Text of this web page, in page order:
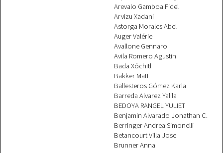
Arevalo Gamboa Fidel
Arvizu Xadani
Astorga Morales Abel
Auger Valérie
Avallone Gennaro
Avila Romero Agustin
Bada Xóchitl
Bakker Matt
Ballesteros Gómez Karla
Barreda Alvarez Yalila
BEDOYA RANGEL YULIET
Benjamin Alvarado Jonathan C.
Berringer Andrea Simonelli
Betancourt Villa Jose
Brunner Anna